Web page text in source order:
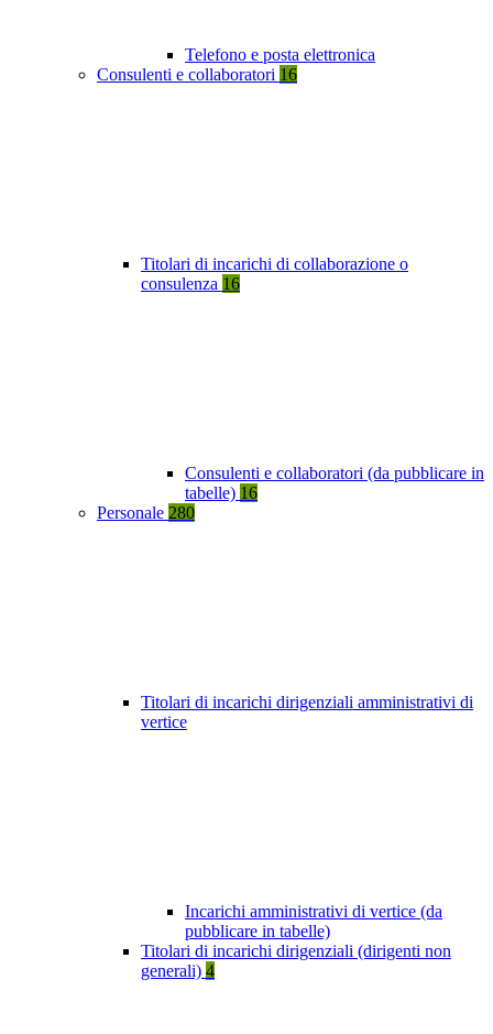
Telefono e posta elettronica
Consulenti e collaboratori 16
Titolari di incarichi di collaborazione o
consulenza 16
Consulenti e collaboratori (da pubblicare in
tabelle) 16
Personale 280
Titolari di incarichi dirigenziali amministrativi di
vertice
Incarichi amministrativi di vertice (da
pubblicare in tabelle)
Titolari di incarichi dirigenziali (dirigenti non
generali) 4